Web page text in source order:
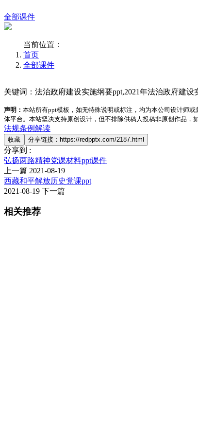
全部课件
当前位置：
首页
全部课件
关键词：法治政府建设实施纲要ppt,2021年法治政府建设
声明： 本站所有ppt模板，如无特殊说明或标注，均为本公司设计师
体平台。本站坚决支持原创设计，但不排除供稿人投稿非原创作品，
法规条例解读
收藏 分享链接：https://redpptx.com/2187.html
分享到 :
弘扬两路精神党课材料ppt课件
上一篇 2021-08-19
西藏和平解放历史党课ppt
2021-08-19 下一篇
相关推荐